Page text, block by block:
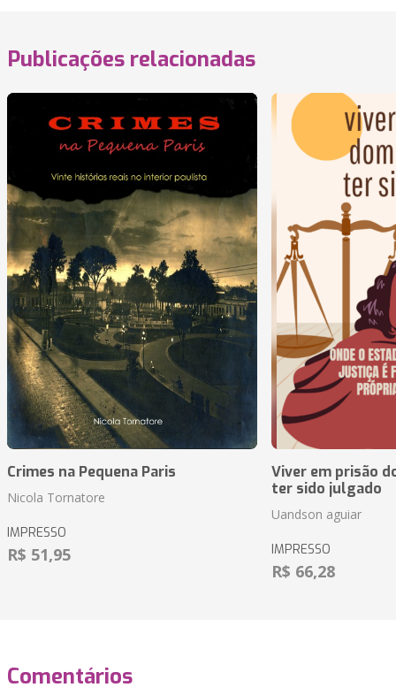
Publicações relacionadas
Crimes na Pequena Paris
Nicola Tornatore
IMPRESSO
R$ 51,95
Viver em prisão
ter sido julgado
Uandson aguiar
IMPRESSO
R$ 66,28
Comentários